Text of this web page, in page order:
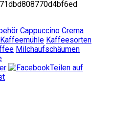
Cappuccino Crema
Kaffeemühle Kaffeesorten
Milchaufschäumen
Teilen auf